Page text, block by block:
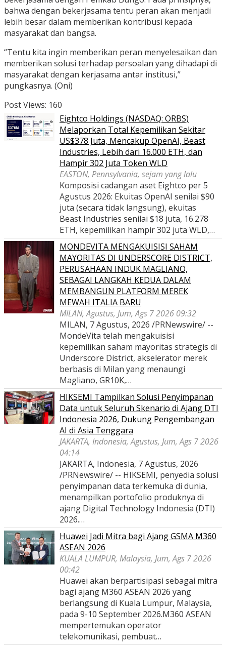
bahwa dengan bekerjasama tentu peran akan menjadi
lebih besar dalam memberikan kontribusi kepada
masyarakat dan bangsa.
“Tentu kita ingin memberikan peran menyelesaikan dan
memberikan solusi terhadap persoalan yang dihadapi di
masyarakat dengan kerjasama antar institusi,”
pungkasnya. (Oni)
Post Views: 160
Eightco Holdings (NASDAQ: ORBS)
Melaporkan Total Kepemilikan Sekitar
US$378 Juta, Mencakup OpenAI, Beast
Industries, Lebih dari 16.000 ETH, dan
Hampir 302 Juta Token WLD
EASTON, Pennsylvania, sejam yang lalu
Komposisi cadangan aset Eightco per 5
Agustus 2026: Ekuitas OpenAI senilai $90
juta (secara tidak langsung), ekuitas
Beast Industries senilai $18 juta, 16.278
ETH, kepemilikan hampir 302 juta WLD,…
MONDEVITA MENGAKUISISI SAHAM
MAYORITAS DI UNDERSCORE DISTRICT,
PERUSAHAAN INDUK MAGLIANO,
SEBAGAI LANGKAH KEDUA DALAM
MEMBANGUN PLATFORM MEREK
MEWAH ITALIA BARU
MILAN, Agustus, Jum, Ags 7 2026 09:32
MILAN, 7 Agustus, 2026 /PRNewswire/ --
MondeVita telah mengakuisisi
kepemilikan saham mayoritas strategis di
Underscore District, akselerator merek
berbasis di Milan yang menaungi
Magliano, GR10K,…
HIKSEMI Tampilkan Solusi Penyimpanan
Data untuk Seluruh Skenario di Ajang DTI
Indonesia 2026, Dukung Pengembangan
AI di Asia Tenggara
JAKARTA, Indonesia, Agustus, Jum, Ags 7 2026
04:14
JAKARTA, Indonesia, 7 Agustus, 2026
/PRNewswire/ -- HIKSEMI, penyedia solusi
penyimpanan data terkemuka di dunia,
menampilkan portofolio produknya di
ajang Digital Technology Indonesia (DTI)
2026.…
Huawei Jadi Mitra bagi Ajang GSMA M360
ASEAN 2026
KUALA LUMPUR, Malaysia, Jum, Ags 7 2026
00:42
Huawei akan berpartisipasi sebagai mitra
bagi ajang M360 ASEAN 2026 yang
berlangsung di Kuala Lumpur, Malaysia,
pada 9-10 September 2026.M360 ASEAN
mempertemukan operator
telekomunikasi, pembuat…